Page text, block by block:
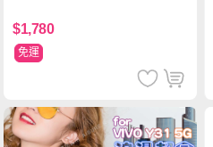
$1,780
免運